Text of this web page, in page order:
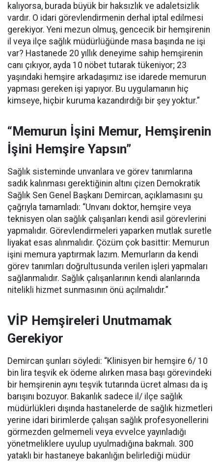
kalıyorsa, burada büyük bir haksızlık ve adaletsizlik
vardır. O idari görevlendirmenin derhal iptal edilmesi
gerekiyor. Yeni mezun olmuş, gencecik bir hemşirenin
il veya ilçe sağlık müdürlüğünde masa başında ne işi
var? Hastanede 20 yıllık deneyime sahip hemşirenin
canı çıkıyor, ayda 10 nöbet tutarak tükeniyor; 23
yaşındaki hemşire arkadaşımız ise idarede memurun
yapması gereken işi yapıyor. Bu uygulamanın hiç
kimseye, hiçbir kuruma kazandırdığı bir şey yoktur.”
“Memurun İşini Memur, Hemşirenin
İşini Hemşire Yapsın”
Sağlık sisteminde unvanlara ve görev tanımlarına
sadık kalınması gerektiğinin altını çizen Demokratik
Sağlık Sen Genel Başkanı Demircan, açıklamasını şu
çağrıyla tamamladı: “Unvanı doktor, hemşire veya
teknisyen olan sağlık çalışanları kendi asil görevlerini
yapmalıdır. Görevlendirmeleri yaparken mutlak suretle
liyakat esas alınmalıdır. Çözüm çok basittir: Memurun
işini memura yaptırmak lazım. Memurların da kendi
görev tanımları doğrultusunda verilen işleri yapmaları
sağlanmalıdır. Sağlık çalışanlarının kendi alanlarında
nitelikli hizmet sunmasının önü açılmalıdır.”
VİP Hemşireleri Unutmamak
Gerekiyor
Demircan şunları söyledi: “Klinisyen bir hemşire 6/ 10
bin lira teşvik ek ödeme alırken masa başı görevindeki
bir hemşirenin aynı teşvik tutarında ücret alması da iş
barışını bozuyor. Bakanlık sadece il/ ilçe sağlık
müdürlükleri dışında hastanelerde de sağlık hizmetleri
yerine idari birimlerde çalışan sağlık profesyonellerini
görmezden gelmemeli veya evvelce yayınladığı
yönetmeliklere uyulup uyulmadığına bakmalı. 300
yataklı bir hastaneye bakanlığın belirlediği müdür